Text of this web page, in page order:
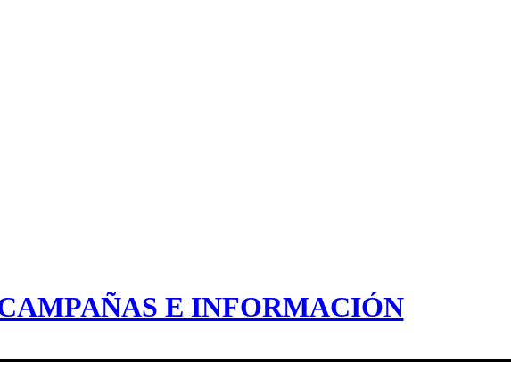
E INFORMACIÓN